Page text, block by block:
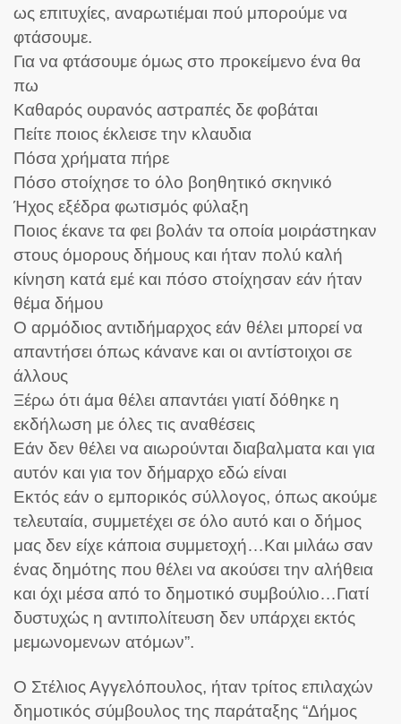
ως επιτυχίες, αναρωτιέμαι πού μπορούμε να
φτάσουμε.
Για να φτάσουμε όμως στο προκείμενο ένα θα
πω
Καθαρός ουρανός αστραπές δε φοβάται
Πείτε ποιος έκλεισε την κλαυδια
Πόσα χρήματα πήρε
Πόσο στοίχησε το όλο βοηθητικό σκηνικό
Ήχος εξέδρα φωτισμός φύλαξη
Ποιος έκανε τα φει βολάν τα οποία μοιράστηκαν
στους όμορους δήμους και ήταν πολύ καλή
κίνηση κατά εμέ και πόσο στοίχησαν εάν ήταν
θέμα δήμου
Ο αρμόδιος αντιδήμαρχος εάν θέλει μπορεί να
απαντήσει όπως κάνανε και οι αντίστοιχοι σε
άλλους
Ξέρω ότι άμα θέλει απαντάει γιατί δόθηκε η
εκδήλωση με όλες τις αναθέσεις
Εάν δεν θέλει να αιωρούνται διαβαλματα και για
αυτόν και για τον δήμαρχο εδώ είναι
Εκτός εάν ο εμπορικός σύλλογος, όπως ακούμε
τελευταία, συμμετέχει σε όλο αυτό και ο δήμος
μας δεν είχε κάποια συμμετοχή…Και μιλάω σαν
ένας δημότης που θέλει να ακούσει την αλήθεια
και όχι μέσα από το δημοτικό συμβούλιο…Γιατί
δυστυχώς η αντιπολίτευση δεν υπάρχει εκτός
μεμωνομενων ατόμων”.
Ο Στέλιος Αγγελόπουλος, ήταν τρίτος επιλαχών
δημοτικός σύμβουλος της παράταξης “Δήμος